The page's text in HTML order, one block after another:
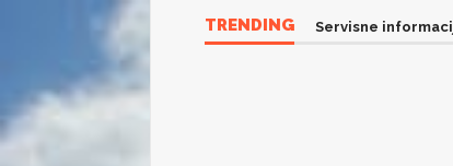
TRENDING Servisne informacije